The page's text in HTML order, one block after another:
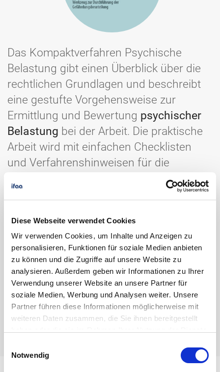
Diese Webseite verwendet Cookies
Wir verwenden Cookies, um Inhalte und Anzeigen zu
personalisieren, Funktionen für soziale Medien anbieten
zu können und die Zugriffe auf unsere Website zu
analysieren. Außerdem geben wir Informationen zu Ihrer
Verwendung unserer Website an unsere Partner für
soziale Medien, Werbung und Analysen weiter. Unsere
Partner führen diese Informationen möglicherweise mit
weiteren Daten zusammen, die Sie ihnen bereitgestellt
Notwendig
Das Kompaktverfahren Psychische
Belastung gibt einen Überblick über die
rechtlichen Grundlagen und beschreibt
eine gestufte Vorgehensweise zur
Ermittlung und Bewertung psychischer
Belastung bei der Arbeit. Die praktische
Arbeit wird mit einfachen Checklisten
und Verfahrenshinweisen für die
Beurteilung und Dokumentation der
Gefährdungsbeurteilung unterstützt. Die
des in der Praxis bewährten KPB
berücksichtigt die Empfehlungen der
Gemeinsamen Deutschen
Arbeitsschutzstrategie (GDA).
Erfahren Siemehrzum KPB!